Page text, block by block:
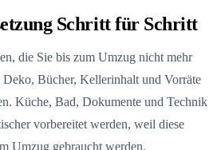
Schritt für Schritt
die Sie bis zum Umzug nicht mehr
Deko, Bücher, Kellerinhalt und Vorräte
Küche, Bad, Dokumente und Technik
vorbereitet werden, weil diese
Umzug gebraucht werden.